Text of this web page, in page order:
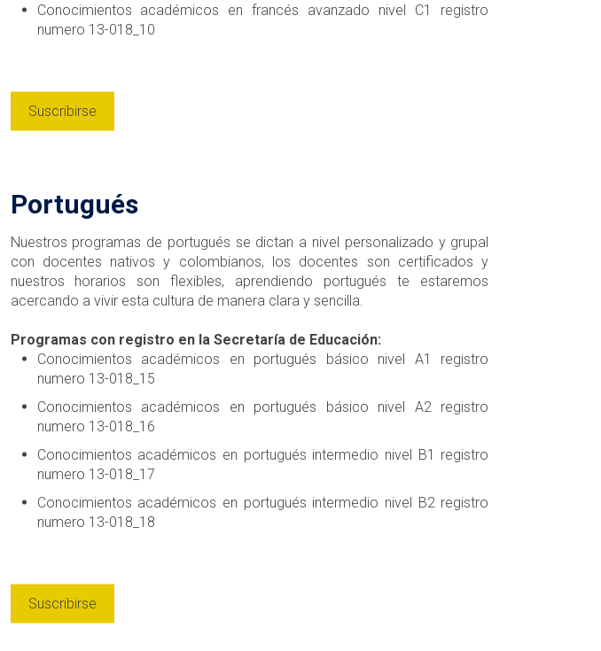
Conocimientos académicos en francés avanzado nivel C1 registro
numero 13-018_10
Suscribirse
Portugués
Nuestros programas de portugués se dictan a nivel personalizado y grupal
con docentes nativos y colombianos, los docentes son certificados y
nuestros horarios son flexibles, aprendiendo portugués te estaremos
acercando a vivir esta cultura de manera clara y sencilla.
Programas con registro en la Secretaría de Educación:
Conocimientos académicos en portugués básico nivel A1 registro
numero 13-018_15
Conocimientos académicos en portugués básico nivel A2 registro
numero 13-018_16
Conocimientos académicos en portugués intermedio nivel B1 registro
numero 13-018_17
Conocimientos académicos en portugués intermedio nivel B2 registro
numero 13-018_18
Suscribirse